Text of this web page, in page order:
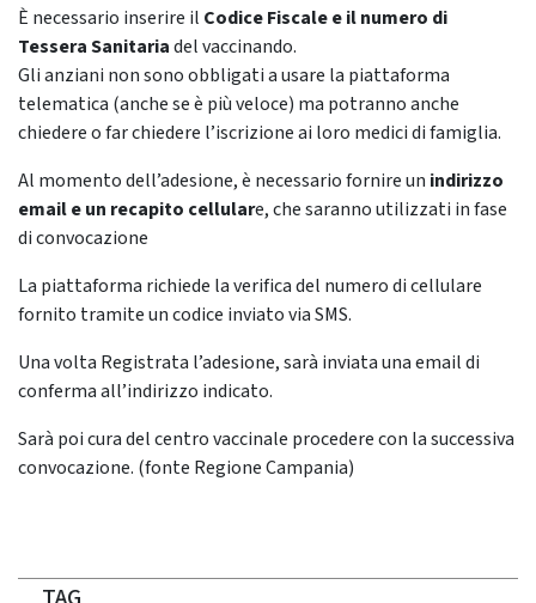
È necessario inserire il Codice Fiscale e il numero di
Tessera Sanitariadel vaccinando.
Gli anziani non sono obbligati a usare la piattaforma
telematica (anche se è più veloce) ma potranno anche
chiedere o far chiedere l’iscrizione ai loro medici di famiglia.
Al momento dell’adesione, è necessario fornire un indirizzo
email e un recapito cellulare, che saranno utilizzati in fase
di convocazione
La piattaforma richiede la verifica del numero di cellulare
fornito tramite un codice inviato via SMS.
Una volta Registrata l’adesione, sarà inviata una email di
conferma all’indirizzo indicato.
Sarà poi cura del centro vaccinale procedere con la successiva
convocazione.​ (fonte Regione Campania)